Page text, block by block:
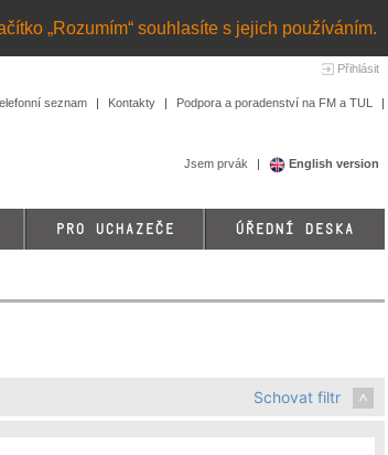
„Rozumím“ souhlasíte s jejich používáním.
Přihlásit
seznam Kontakty Podpora a poradenství na FM a TUL
Jsem prvák English version
PRO UCHAZEČE ÚŘEDNÍ DESKA
Schovat filtr